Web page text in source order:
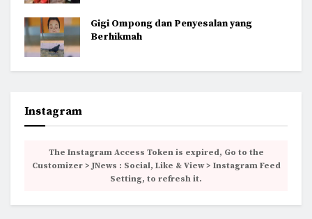
Gigi Ompong dan Penyesalan yang
Berhikmah
Instagram
The Instagram Access Token is expired, Go to the
Customizer > JNews : Social, Like & View > Instagram Feed
Setting, to refresh it.